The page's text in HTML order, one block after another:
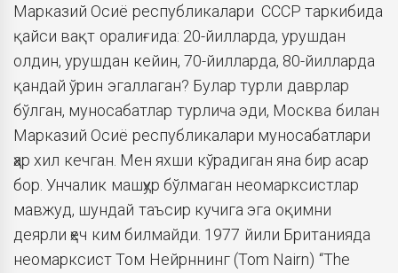
Марказий Осиё республикалари СССР таркибида
қайси вақт оралиғида: 20-йилларда, урушдан
олдин, урушдан кейин, 70-йилларда, 80-йилларда
қандай ўрин эгаллаган? Булар турли даврлар
бўлган, муносабатлар турлича эди, Москва билан
Марказий Осиё республикалари муносабатлари
ҳар хил кечган. Мен яхши кўрадиган яна бир асар
бор. Унчалик машҳур бўлмаган неомарксистлар
мавжуд, шундай таъсир кучига эга оқимни
деярли ҳеч ким билмайди. 1977 йили Британияда
неомарксист Том Нейрннинг (Tom Nairn) “The